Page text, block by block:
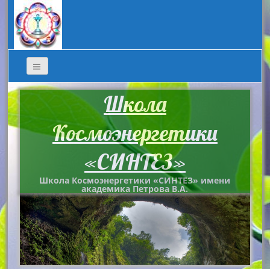
Школа
Космоэнергетики
«СИНТЕЗ»
Школа Космоэнергетики «СИНТЕЗ» имени
академика Петрова В.А.